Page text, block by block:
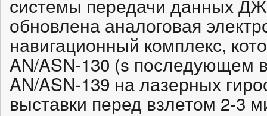
системы передачи данных
обновлена аналоговая
навигационный комплекс,
AN/ASN-130 (s последующем
AN/ASN-139 на лазерных
выставки перед взлетом 2-3